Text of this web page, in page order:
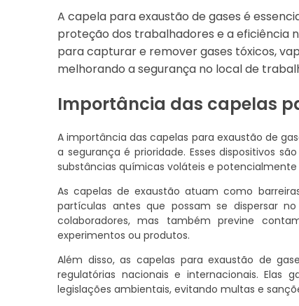
A capela para exaustão de gases é
proteção dos trabalhadores e a eficiência
para capturar e remover gases tóxicos,
melhorando a segurança no local de
Importância das capelas
A importância das capelas para exaustão de
a segurança é prioridade. Esses dispositivos
substâncias químicas voláteis e potencialmente
As capelas de exaustão atuam como
partículas antes que possam se dispersar
colaboradores, mas também previne
experimentos ou produtos.
Além disso, as capelas para exaustão de
regulatórias nacionais e internacionais.
legislações ambientais, evitando multas e